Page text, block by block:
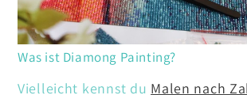
Was ist Diamong Painting?
Vielleicht kennst du Malen nach